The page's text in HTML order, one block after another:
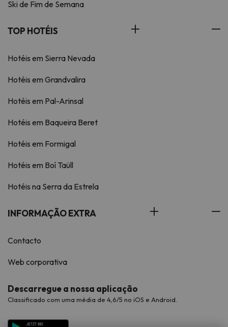
Ski de Fim de Semana
TOP HOTÉIS
Hotéis em Sierra Nevada
Hotéis em Grandvalira
Hotéis em Pal-Arinsal
Hotéis em Baqueira Beret
Hotéis em Formigal
Hotéis em Boí Taüll
Hotéis na Serra da Estrela
INFORMAÇÃO EXTRA
Contacto
Web corporativa
Descarregue a nossa aplicação
Classificado com uma média de 4,6/5 no iOS e Android.